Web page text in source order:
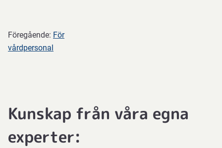
Föregående: För
vårdpersonal
Kunskap från våra egna
experter: